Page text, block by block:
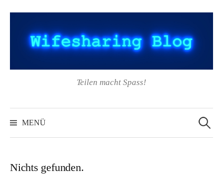
Inhalt
Teilen macht Spass!
MENÜ
nach:
Nichts gefunden.